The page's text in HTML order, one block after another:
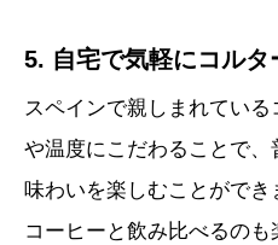
5. 自宅で気軽にコルタ
スペインで親しまれてい
や温度にこだわることで
味わいを楽しむことがで
コーヒーと飲み比べるの